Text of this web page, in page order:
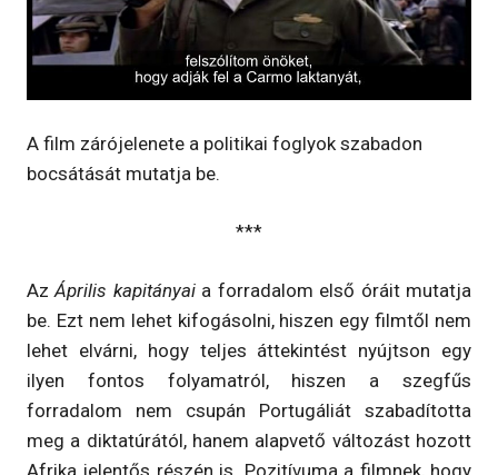
A film zárójelenete a politikai foglyok szabadon
bocsátását mutatja be.
***
AzÁprilis kapitányaia forradalom első óráit mutatja
be. Ezt nem lehet kifogásolni, hiszen egy filmtől nem
lehet elvárni, hogy teljes áttekintést nyújtson egy
ilyen fontos folyamatról, hiszen a szegfűs
forradalom nem csupán Portugáliát szabadította
meg a diktatúrától, hanem alapvető változást hozott
Afrika jelentős részén is. Pozitívuma a filmnek, hogy